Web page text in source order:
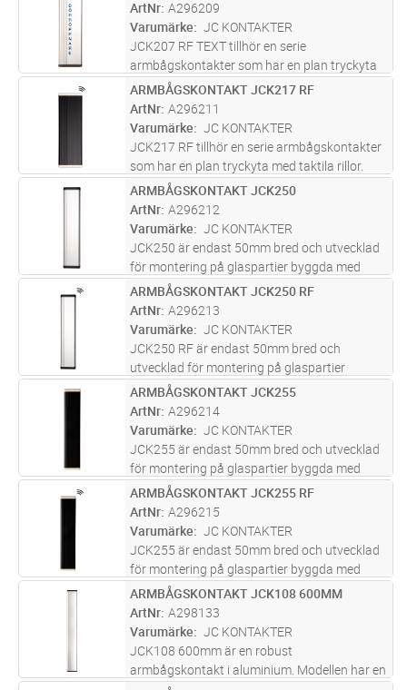
som extra vägledning för personer med
mer
ArtNr A296209
Varumärke
JC KONTAKTER
JCK207 RF TEXT tillhör en serie
armbågskontakter som har en plan tryckyta
med taktila rillor. Denna modell levereras med
lodrät text DÖRRÖPPNARE samt inbyggd
radiosändare. Rillorna fungerar som
extra...läs mer
ST Lägg i kundvagn
ARMBÅGSKONTAKT JCK217 RF
ArtNr A296211
Varumärke
JC KONTAKTER
JCK217 RF tillhör en serie armbågskontakter
som har en plan tryckyta med taktila rillor.
Denna modell levereras med inbygg
radiosändare. Rillorna fungerar som extra
vägledning för personer med synned
ST Lägg i kundvagn
ARMBÅGSKONTAKT JCK250
ArtNr A296212
Varumärke
JC KONTAKTER
JCK250 är endast 50mm bred och utvecklad
för montering på glaspartier byggda med
50mm profilsystem, samt i andra utrymmen
där det är begränsat med plats. Teknisk
specifikation: Tillverkad i Sverige i
ST Lägg i kundvagn
ARMBÅGSKONTAKT JCK250 RF
ArtNr A296213
Varumärke
JC KONTAKTER
JCK250 RF är endast 50mm bred och
utvecklad för montering på glaspartier
byggda med 50mm profilsystem, samt i andra
utrymmen där det är begränsat med plats.
Med inbyggd radiomodul som lämpar sig bra
...läs mer
ST Lägg i kundvagn
ARMBÅGSKONTAKT JCK255
ArtNr A296214
Varumärke
JC KONTAKTER
JCK255 är endast 50mm bred och utvecklad
för montering på glaspartier byggda med
50mm profilsystem, samt i andra utrymmen
där det är begränsat med plats. Teknisk
specifikation: Tillverkad i Sverige i
ST Lägg i kundvagn
ARMBÅGSKONTAKT JCK255 RF
ArtNr A296215
Varumärke
JC KONTAKTER
JCK255 är endast 50mm bred och utvecklad
för montering på glaspartier byggda med
50mm profilsystem, samt i andra utrymmen
där det är begränsat med plats. Med inbyggd
radiomodul som lämpar sig bra i m
ST Lägg i kundvagn
ARMBÅGSKONTAKT JCK108 600MM
ArtNr A298133
Varumärke
JC KONTAKTER
JCK108 600mm är en robust
armbågskontakt i aluminium. Modellen har en